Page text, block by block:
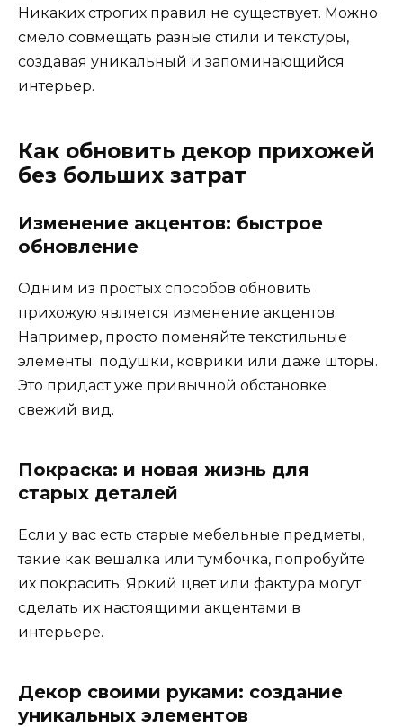
Никаких строгих правил не существует. Можно
смело совмещать разные стили и текстуры,
создавая уникальный и запоминающийся
интерьер.
Как обновить декор прихожей
без больших затрат
Изменение акцентов: быстрое
обновление
Одним из простых способов обновить
прихожую является изменение акцентов.
Например, просто поменяйте текстильные
элементы: подушки, коврики или даже шторы.
Это придаст уже привычной обстановке
свежий вид.
Покраска: и новая жизнь для
старых деталей
Если у вас есть старые мебельные предметы,
такие как вешалка или тумбочка, попробуйте
их покрасить. Яркий цвет или фактура могут
сделать их настоящими акцентами в
интерьере.
Декор своими руками: создание
уникальных элементов